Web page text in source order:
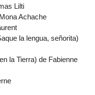
Lilti
Achache
la lengua, señorita)
la Tierra) de Fabienne